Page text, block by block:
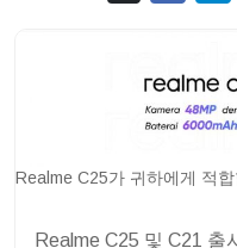
Realme C25가 귀하에게 적
Realme C25 및 C21 출